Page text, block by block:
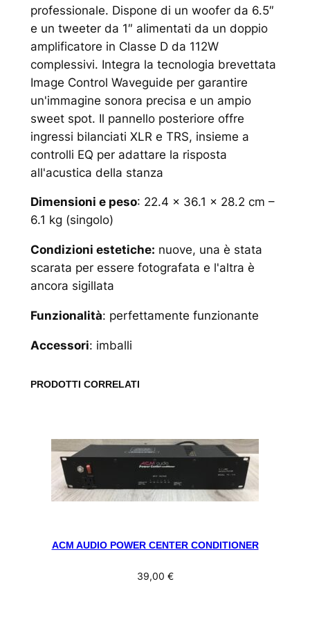
professionale. Dispone di un woofer da 6.5″
e un tweeter da 1″ alimentati da un doppio
amplificatore in Classe D da 112W
complessivi. Integra la tecnologia brevettata
Image Control Waveguide per garantire
un'immagine sonora precisa e un ampio
sweet spot. Il pannello posteriore offre
ingressi bilanciati XLR e TRS, insieme a
controlli EQ per adattare la risposta
all'acustica della stanza
Dimensioni e peso: 22.4 x 36.1 x 28.2 cm –
6.1 kg (singolo)
Condizioni estetiche: nuove, una è stata
scarata per essere fotografata e l'altra è
ancora sigillata
Funzionalità: perfettamente funzionante
Accessori: imballi
PRODOTTI CORRELATI
ACM AUDIO POWER CENTER CONDITIONER
39,00 €